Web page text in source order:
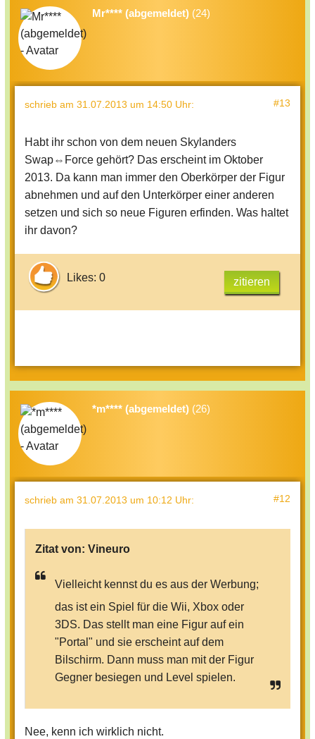
Mr**** (abgemeldet) (24)
schrieb am 31.07.2013 um 14:50 Uhr: #13
Habt ihr schon von dem neuen Skylanders
Swap⇔Force gehört? Das erscheint im Oktober
2013. Da kann man immer den Oberkörper der Figur
abnehmen und auf den Unterkörper einer anderen
setzen und sich so neue Figuren erfinden. Was haltet
ihr davon?
Likes: 0 zitieren
*m**** (abgemeldet) (26)
schrieb am 31.07.2013 um 10:12 Uhr: #12
Zitat von: Vineuro
Vielleicht kennst du es aus der Werbung;
das ist ein Spiel für die Wii, Xbox oder
3DS. Das stellt man eine Figur auf ein
"Portal" und sie erscheint auf dem
Bilschirm. Dann muss man mit der Figur
Gegner besiegen und Level spielen.
Nee, kenn ich wirklich nicht.